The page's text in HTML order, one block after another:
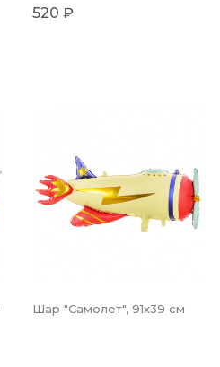
520 ₽
Шар "Самолет", 91х39 см